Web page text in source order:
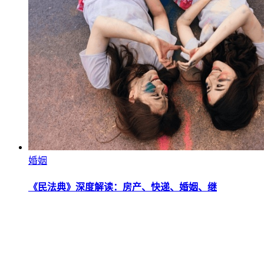
婚姻
《民法典》深度解读：房产、快递、婚姻、继